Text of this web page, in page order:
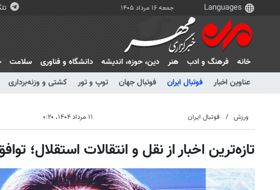
جمعه ۱۶ مرداد ۱۴۰۵
خانه فرهنگ و ادب هنر دين، حوزه، انديشه دانشگاه و فناوری سلامت
عناوین اخبار
فوتبال ایران فوتبال جهان توپ و تور کشتی و وزنه‌برداری
ورزش فوتبال ایران ۱۱ مرداد ۱۴۰۴، ۰:۲۰
تازه‌ترین اخبار از نقل و انتقالات استقلال؛